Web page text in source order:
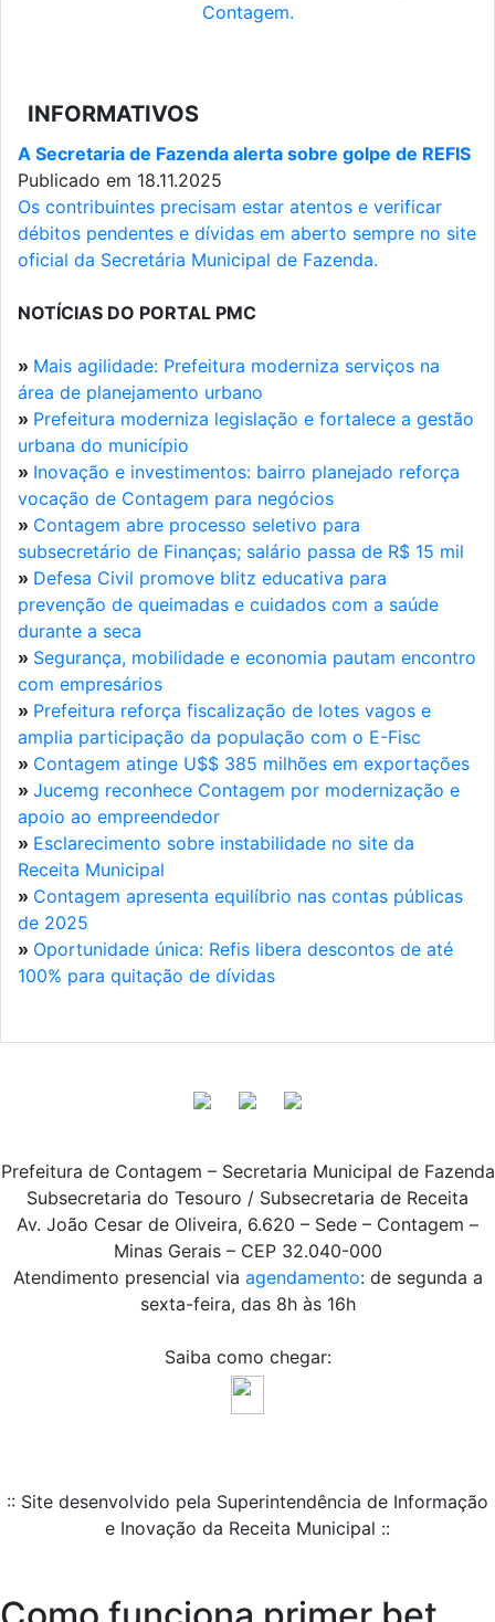
Contagem.
INFORMATIVOS
A Secretaria de Fazenda alerta sobre golpe de REFIS
Publicado em 18.11.2025
Os contribuintes precisam estar atentos e verificar
débitos pendentes e dívidas em aberto sempre no site
oficial da Secretária Municipal de Fazenda.
NOTÍCIAS DO PORTAL PMC
» Mais agilidade: Prefeitura moderniza serviços na
área de planejamento urbano
» Prefeitura moderniza legislação e fortalece a gestão
urbana do município
» Inovação e investimentos: bairro planejado reforça
vocação de Contagem para negócios
» Contagem abre processo seletivo para
subsecretário de Finanças; salário passa de R$ 15 mil
» Defesa Civil promove blitz educativa para
prevenção de queimadas e cuidados com a saúde
durante a seca
» Segurança, mobilidade e economia pautam encontro
com empresários
» Prefeitura reforça fiscalização de lotes vagos e
amplia participação da população com o E-Fisc
» Contagem atinge U$$ 385 milhões em exportações
» Jucemg reconhece Contagem por modernização e
apoio ao empreendedor
» Esclarecimento sobre instabilidade no site da
Receita Municipal
» Contagem apresenta equilíbrio nas contas públicas
de 2025
» Oportunidade única: Refis libera descontos de até
100% para quitação de dívidas
Prefeitura de Contagem – Secretaria Municipal de Fazenda
Subsecretaria do Tesouro / Subsecretaria de Receita
Av. João Cesar de Oliveira, 6.620 – Sede – Contagem –
Minas Gerais – CEP 32.040-000
Atendimento presencial via agendamento: de segunda a
sexta-feira, das 8h às 16h
Saiba como chegar:
:: Site desenvolvido pela Superintendência de Informação
e Inovação da Receita Municipal ::